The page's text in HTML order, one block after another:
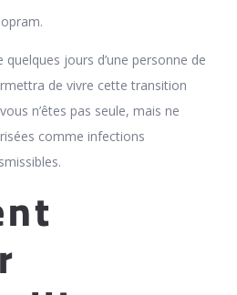
quelques jours d’une personne de
de vivre cette transition
n’êtes pas seule, mais ne
comme infections